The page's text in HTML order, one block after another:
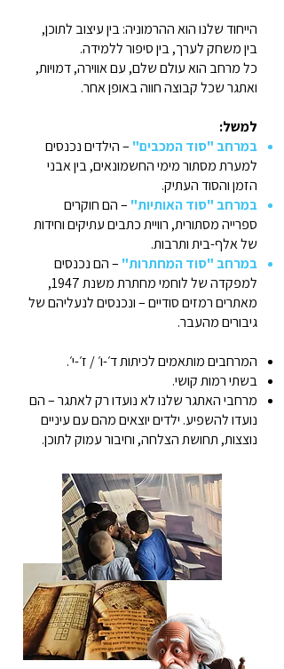
הייחוד שלנו הוא ההרמוניה: בין עיצוב לתוכן,
בין משחק לערך, בין סיפור ללמידה.
כל מרחב הוא עולם שלם, עם אווירה, דמויות,
ואתגר שכל קבוצה חווה באופן אחר.
למשל:
במרחב "סוד המכבים" – הילדים נכנסים
למערת מסתור מימי החשמונאים, בין אבני
הזמן והסוד העתיק.
במרחב "סוד האותיות" – הם חוקרים
ספרייה מסתורית, רוויית כתבים עתיקים וחידות
של אלף-בית ותרבות.
במרחב "סוד המחתרות" – הם נכנסים
למפקדה של לוחמי מחתרת משנת 1947,
מאתרים רמזים סודיים – ונכנסים לנעליהם של
גיבורים מהעבר.
המרחבים מותאמים לכיתות ד׳-ו׳ / ז׳-י׳.
בשתי רמות קושי.
מרחבי האתגר שלנו לא נועדו רק לאתגר – הם
נועדו להשפיע. ילדים יוצאים מהם עם עיניים
נוצצות, תחושת הצלחה, וחיבור עמוק לתוכן.